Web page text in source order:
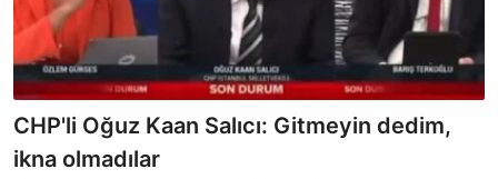
CHP'li Oğuz Kaan Salıcı: Gitmeyin dedim,
ikna olmadılar